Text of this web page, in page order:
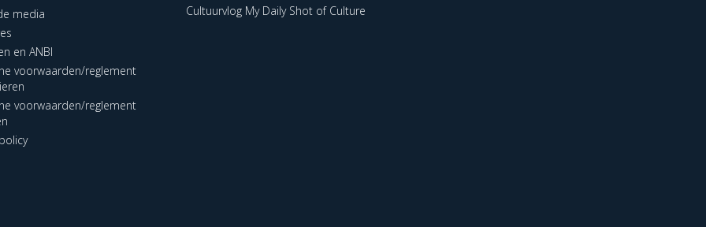
media
en ANBI
voorwaarden/reglement
voorwaarden/reglement
Cultuurvlog My Daily Shot of Culture